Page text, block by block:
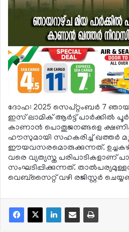
ദോഹ: 2025 സെപ്റ്റംബര്‍ 7
ഇസ് ലാമിക് ആര്‍ട്ട് പാര്‍ക്കില്‍
കാണാന്‍ പൊതുജനങ്ങളെ
ഹൗസുമായി സഹകരിച്ച്
ഈയവസരമൊരുക്കുന്നത്.
വരെ വ്യത്യസ്ത പരിപാടികളാണ്
സംഘടിപ്പിക്കുന്നത്.
വെബ്‌സൈറ്റ് വഴി രജിസ്റ്റര്‍